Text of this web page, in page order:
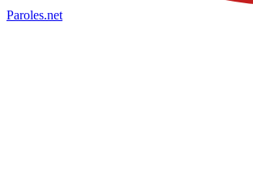
Paroles.net